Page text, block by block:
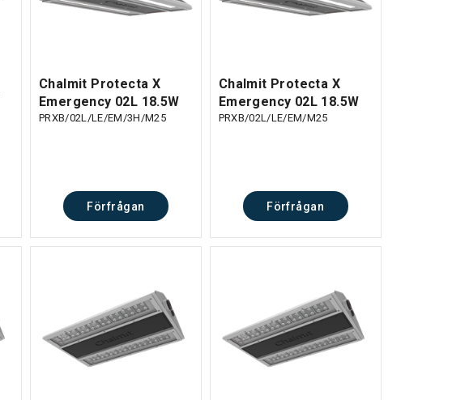
Chalmit Protecta X
Emergency 02L 18.5W
PRXB/02L/LE/EM/3H/M25
Förfrågan
Chalmit Protecta X
Emergency 02L 18.5W
PRXB/02L/LE/EM/M25
Förfrågan